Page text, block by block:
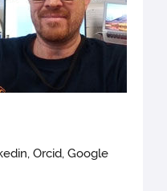
Orcid, Google